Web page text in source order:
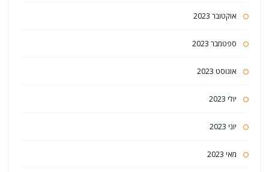
אוקטובר 2023
ספטמבר 2023
אוגוסט 2023
יולי 2023
יוני 2023
מאי 2023